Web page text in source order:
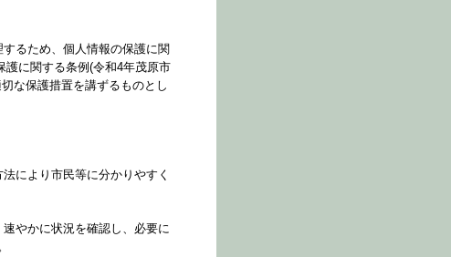
るため、個人情報の保護に関
護に関する条例(令和4年茂原市
な保護措置を講ずるものとし
により市民等に分かりやすく
やかに状況を確認し、必要に